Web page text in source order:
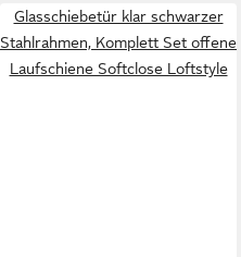
Glasschiebetür klar schwarzer
Stahlrahmen, Komplett Set offene
Laufschiene Softclose Loftstyle